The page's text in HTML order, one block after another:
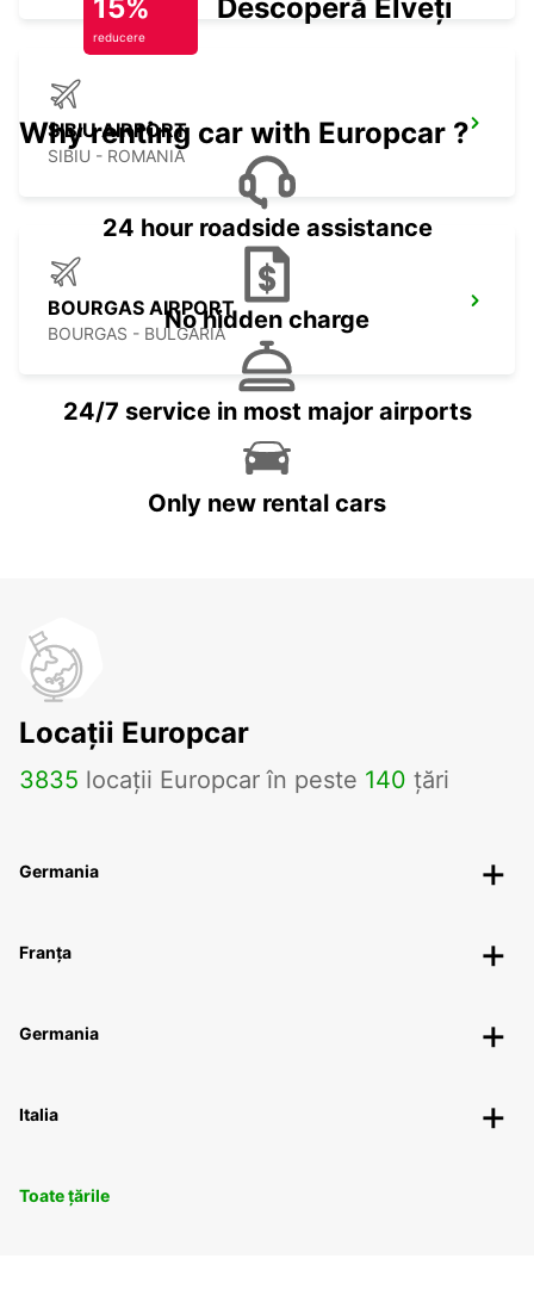
SIBIU AIRPORT
SIBIU - ROMANIA
BOURGAS AIRPORT
BOURGAS - BULGARIA
15%
reducere
Descoperă Elveția
Why renting car with Europcar ?
24 hour roadside assistance
No hidden charge
24/7 service in most major airports
Only new rental cars
Locații Europcar
3835 locații Europcar în peste 140 țări
Germania
Franța
Germania
Italia
Toate țările